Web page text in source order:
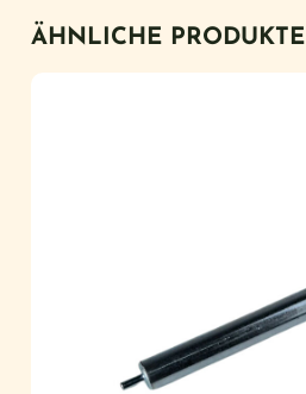
ÄHNLICHE PRODUKTE